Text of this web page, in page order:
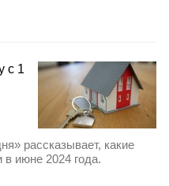
с 1
рассказывает, какие
в июне 2024 года.